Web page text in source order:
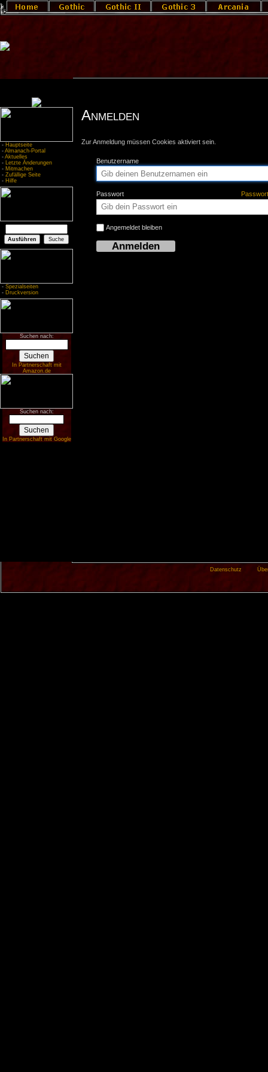
- Hauptseite
- Almanach-Portal
- Aktuelles
- Letzte Änderungen
- Mitmachen
- Zufällige Seite
- Hilfe
- Spezialseiten
- Druckversion
Suchen nach:
In Partnerschaft mit
Amazon.de
Suchen nach:
In Partnerschaft mit Google
Anmelden
Zur Anmeldung müssen Cookies aktiviert sein.
Benutzername
Passwort
Angemeldet bleiben
Datenschutz